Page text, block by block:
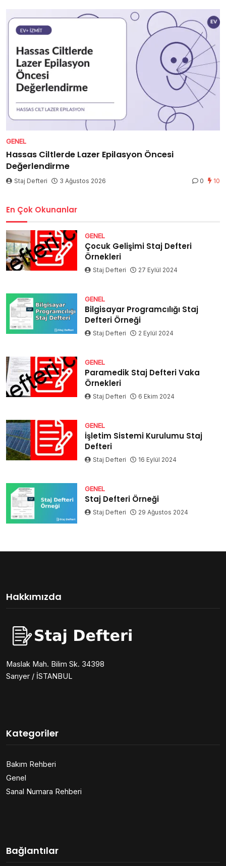
GENEL
Hassas Ciltlerde Lazer Epilasyon Öncesi
Değerlendirme
Staj Defteri 3 Ağustos 2026 0 10
En Çok Okunanlar
GENEL
Çocuk Gelişimi Staj Defteri
Örnekleri
Staj Defteri 27 Eylül 2024
GENEL
Bilgisayar Programcılığı Staj
Defteri Örneği
Staj Defteri 2 Eylül 2024
GENEL
Paramedik Staj Defteri Vaka
Örnekleri
Staj Defteri 6 Ekim 2024
GENEL
İşletim Sistemi Kurulumu Staj
Defteri
Staj Defteri 16 Eylül 2024
GENEL
Staj Defteri Örneği
Staj Defteri 29 Ağustos 2024
Hakkımızda
Maslak Mah. Bilim Sk. 34398
Sarıyer / İSTANBUL
Kategoriler
Bakım Rehberi
Genel
Sanal Numara Rehberi
Bağlantılar